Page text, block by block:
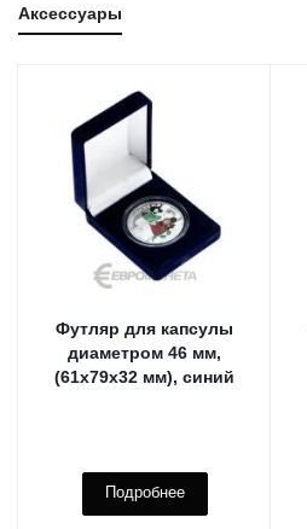
Аксессуары
Футляр для капсулы
диаметром 46 мм,
(61х79х32 мм), синий
Подробнее